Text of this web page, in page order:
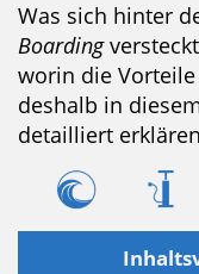
Was sich hinter
Boarding
worin die
deshalb in
detailliert